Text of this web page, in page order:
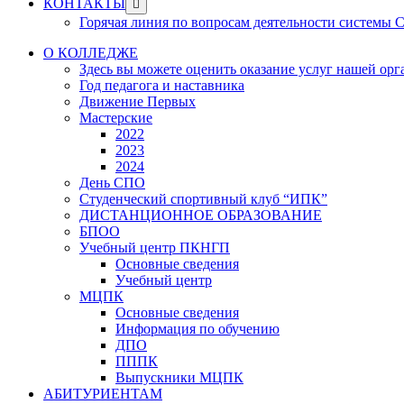
КОНТАКТЫ
sub
menu
Горячая линия по вопросам деятельности системы
О КОЛЛЕДЖЕ
Здесь вы можете оценить оказание услуг нашей
Год педагога и наставника
Движение Первых
Мастерские
2022
2023
2024
День СПО
Студенческий спортивный клуб “ИПК”
ДИСТАНЦИОННОЕ ОБРАЗОВАНИЕ
БПОО
Учебный центр ПКНГП
Основные сведения
Учебный центр
МЦПК
Основные сведения
Информация по обучению
ДПО
ПППК
Выпускники МЦПК
АБИТУРИЕНТАМ